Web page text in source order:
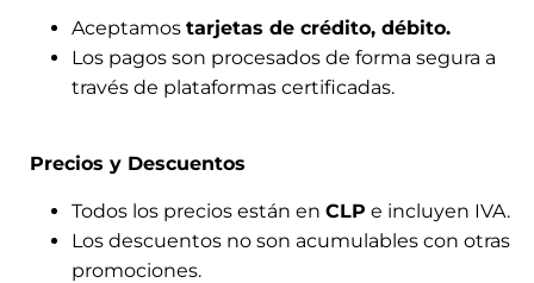
Aceptamos tarjetas de crédito, débito.
Los pagos son procesados de forma segura a
través de plataformas certificadas.
Precios y Descuentos
Todos los precios están en CLP e incluyen IVA.
Los descuentos no son acumulables con otras
promociones.